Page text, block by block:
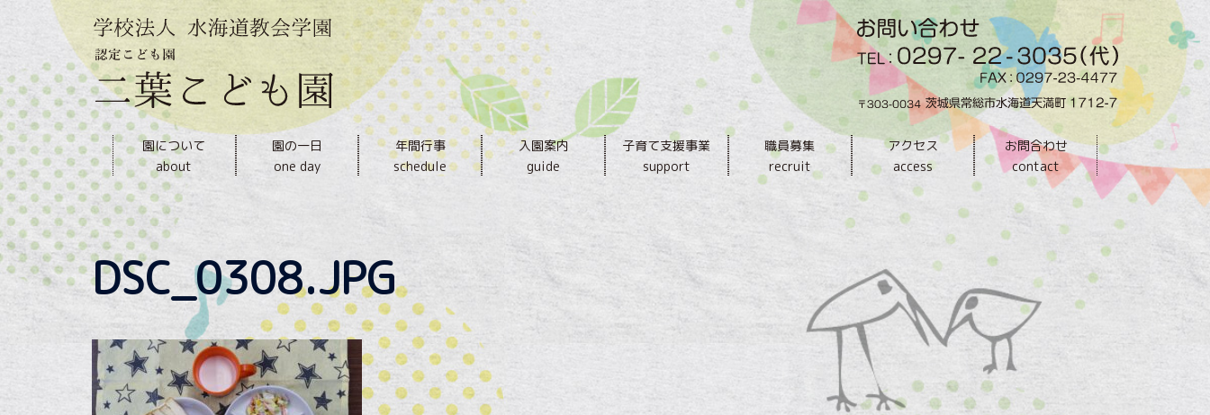
内
ス
キ
ッ
プ
園について
about
園の一日
one day
年間行事
schedule
入園案内
guide
子育て支援事業
support
職員募集
recruit
アクセス
access
お問合わせ
contact
DSC_0308.JPG